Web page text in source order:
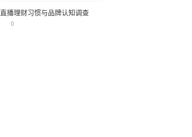
直播理财习惯与品牌认知调查
0